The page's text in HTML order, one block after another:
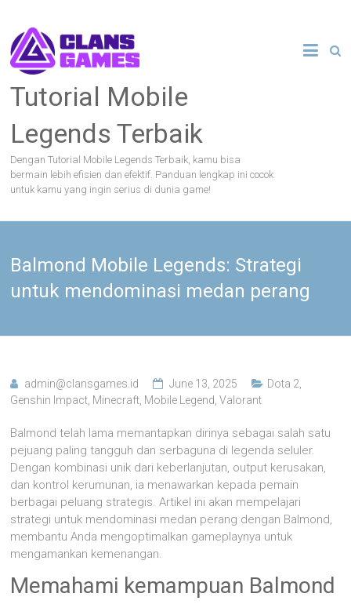
content
Tutorial Mobile
Legends Terbaik
Dengan Tutorial Mobile Legends Terbaik, kamu bisa
bermain lebih efisien dan efektif. Panduan lengkap ini cocok
untuk kamu yang ingin serius di dunia game!
Balmond Mobile Legends: Strategi
untuk mendominasi medan perang
admin@clansgames.id June 13, 2025 Dota 2
Genshin Impact Minecraft Mobile Legend ,Valorant
Balmond telah lama memantapkan dirinya sebagai salah satu
pejuang paling tangguh dan serbaguna di legenda seluler.
Dengan kombinasi unik dari keberlanjutan, output kerusakan,
dan kontrol kerumunan, ia menawarkan kepada pemain
berbagai peluang strategis. Artikel ini akan mempelajari
strategi untuk mendominasi medan perang dengan Balmond,
membantu Anda mengoptimalkan gameplaynya untuk
mengamankan kemenangan.
Memahami kemampuan Balmond